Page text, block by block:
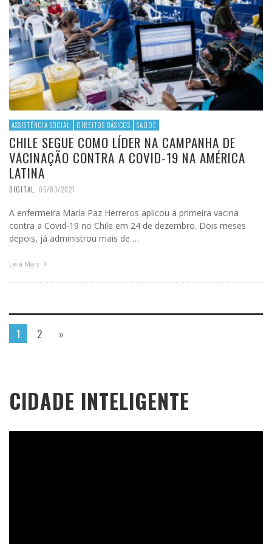
ASSISTÊNCIA SOCIAL DIREITOS BÁSICOS SAÚDE
CHILE SEGUE COMO LÍDER NA CAMPANHA DE
VACINAÇÃO CONTRA A COVID-19 NA AMÉRICA
LATINA
DIGITAL 05/03/2021
A enfermeira María Paz Herreros aplicou a primeira vacina
contra a Covid-19 no Chile em 24 de dezembro. Dois meses
depois, já administrou mais de …
Leia Mais
1 2 »
CIDADE INTELIGENTE